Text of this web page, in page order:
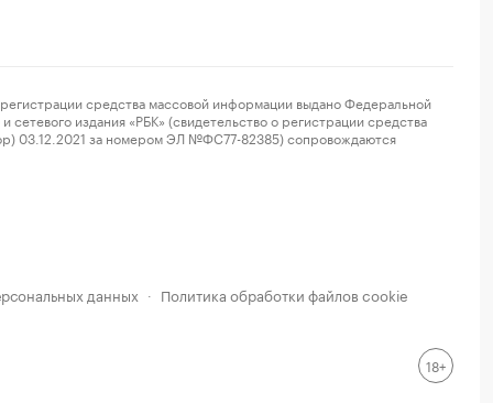
средства массовой информации выдано Федеральной
издания «РБК» (свидетельство о регистрации средства
03.12.2021 за номером ЭЛ №ФС77-82385) сопровождаются
данных · Политика обработки файлов cookie
18+